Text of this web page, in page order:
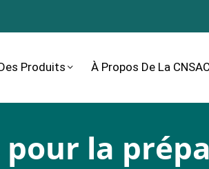
Produits À Propos De La
pour la